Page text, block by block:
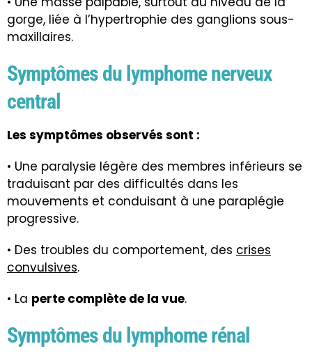
gorge, liée à l’hypertrophie des ganglions sous-
maxillaires.
Symptômes du lymphome nerveux
central
Les symptômes observés sont :
• Une paralysie légère des membres inférieurs se
traduisant par des difficultés dans les
mouvements et conduisant à une paraplégie
progressive.
• Des troubles du comportement, des crises
convulsives.
• La perte complète de la vue.
Symptômes du lymphome rénal